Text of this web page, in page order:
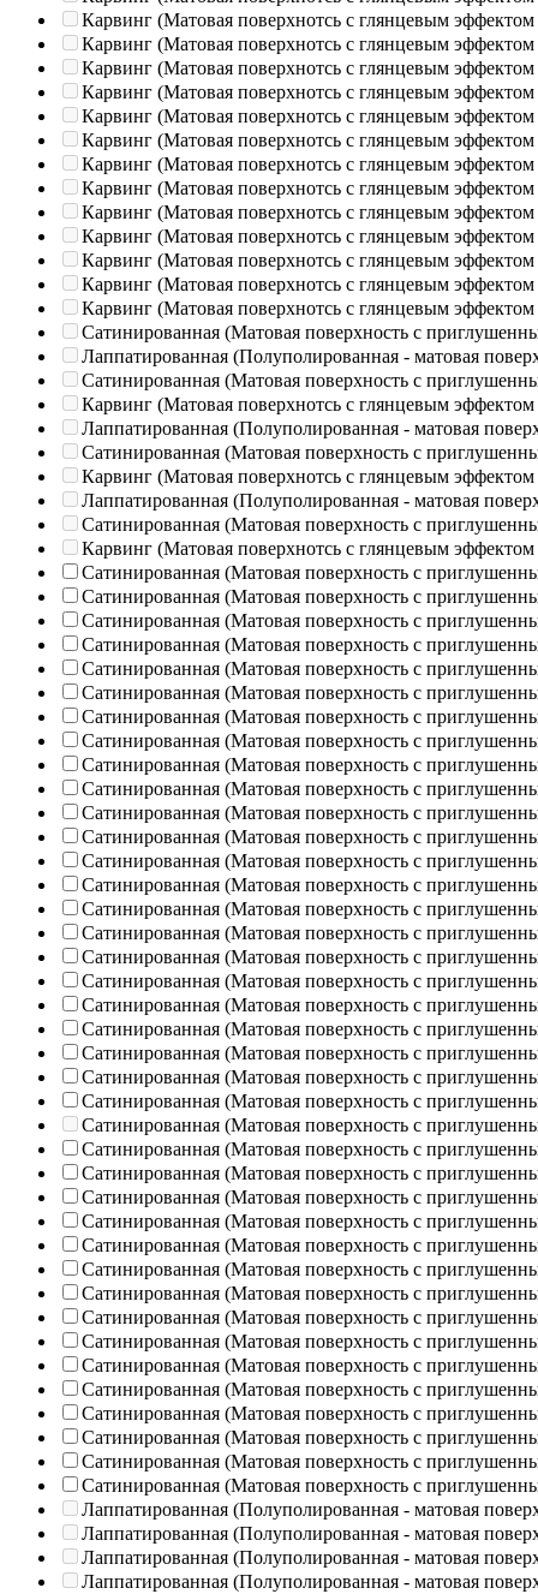
Карвинг (Матовая поверхнотсь с глянцевым эффектом
Карвинг (Матовая поверхнотсь с глянцевым эффектом
Карвинг (Матовая поверхнотсь с глянцевым эффектом
Карвинг (Матовая поверхнотсь с глянцевым эффектом
Карвинг (Матовая поверхнотсь с глянцевым эффектом
Карвинг (Матовая поверхнотсь с глянцевым эффектом
Карвинг (Матовая поверхнотсь с глянцевым эффектом
Карвинг (Матовая поверхнотсь с глянцевым эффектом
Карвинг (Матовая поверхнотсь с глянцевым эффектом
Карвинг (Матовая поверхнотсь с глянцевым эффектом
Карвинг (Матовая поверхнотсь с глянцевым эффектом
Карвинг (Матовая поверхнотсь с глянцевым эффектом
Карвинг (Матовая поверхнотсь с глянцевым эффектом
Сатинированная (Матовая поверхность с
Лаппатированная (Полуполированная - матовая
Сатинированная (Матовая поверхность с
Карвинг (Матовая поверхнотсь с глянцевым эффектом
Лаппатированная (Полуполированная - матовая
Сатинированная (Матовая поверхность с
Карвинг (Матовая поверхнотсь с глянцевым эффектом
Лаппатированная (Полуполированная - матовая
Сатинированная (Матовая поверхность с
Карвинг (Матовая поверхнотсь с глянцевым эффектом
Сатинированная (Матовая поверхность с
Сатинированная (Матовая поверхность с
Сатинированная (Матовая поверхность с
Сатинированная (Матовая поверхность с
Сатинированная (Матовая поверхность с
Сатинированная (Матовая поверхность с
Сатинированная (Матовая поверхность с
Сатинированная (Матовая поверхность с
Сатинированная (Матовая поверхность с
Сатинированная (Матовая поверхность с
Сатинированная (Матовая поверхность с
Сатинированная (Матовая поверхность с
Сатинированная (Матовая поверхность с
Сатинированная (Матовая поверхность с
Сатинированная (Матовая поверхность с
Сатинированная (Матовая поверхность с
Сатинированная (Матовая поверхность с
Сатинированная (Матовая поверхность с
Сатинированная (Матовая поверхность с
Сатинированная (Матовая поверхность с
Сатинированная (Матовая поверхность с
Сатинированная (Матовая поверхность с
Сатинированная (Матовая поверхность с
Сатинированная (Матовая поверхность с
Сатинированная (Матовая поверхность с
Сатинированная (Матовая поверхность с
Сатинированная (Матовая поверхность с
Сатинированная (Матовая поверхность с
Сатинированная (Матовая поверхность с
Сатинированная (Матовая поверхность с
Сатинированная (Матовая поверхность с
Сатинированная (Матовая поверхность с
Сатинированная (Матовая поверхность с
Сатинированная (Матовая поверхность с
Сатинированная (Матовая поверхность с
Сатинированная (Матовая поверхность с
Сатинированная (Матовая поверхность с
Сатинированная (Матовая поверхность с
Сатинированная (Матовая поверхность с
Лаппатированная (Полуполированная - матовая
Лаппатированная (Полуполированная - матовая
Лаппатированная (Полуполированная - матовая
Лаппатированная (Полуполированная - матовая